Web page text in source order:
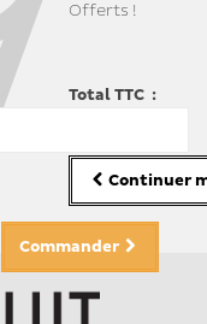
Offerts !
Total TTC :
Continuer
Commander